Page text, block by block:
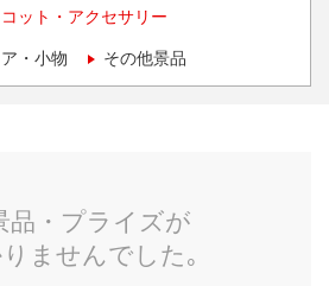
ット・アクセサリー
・小物 その他景品